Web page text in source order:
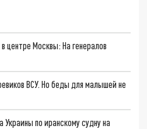
центре Москвы: На генералов
ВСУ. Но беды для малышей не
по иранскому судну на